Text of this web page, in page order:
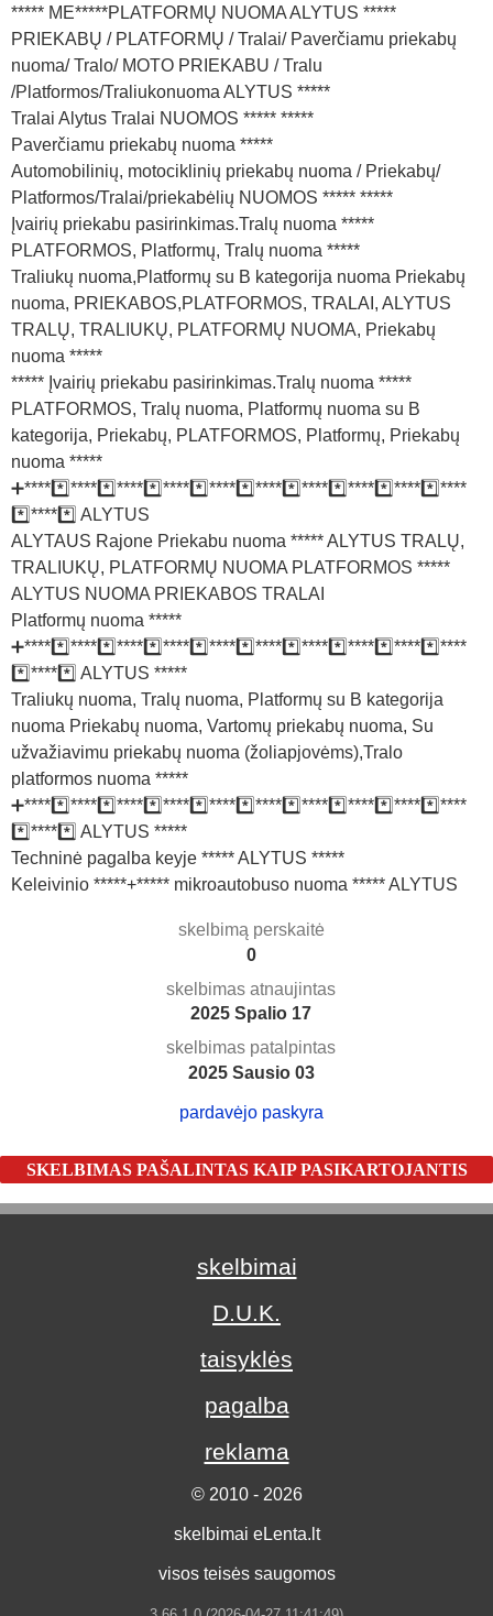
***** ME*****PLATFORMŲ NUOMA ALYTUS *****
PRIEKABŲ / PLATFORMŲ / Tralai/ Paverčiamu priekabų
nuoma/ Tralo/ MOTO PRIEKABU / Tralu
/Platformos/Traliukonuoma ALYTUS *****
Tralai Alytus Tralai NUOMOS ***** *****
Paverčiamu priekabų nuoma *****
Automobilinių, motociklinių priekabų nuoma / Priekabų/
Platformos/Tralai/priekabėlių NUOMOS ***** *****
Įvairių priekabu pasirinkimas.Tralų nuoma *****
PLATFORMOS, Platformų, Tralų nuoma *****
Traliukų nuoma,Platformų su B kategorija nuoma Priekabų
nuoma, PRIEKABOS,PLATFORMOS, TRALAI, ALYTUS
TRALŲ, TRALIUKŲ, PLATFORMŲ NUOMA, Priekabų
nuoma *****
***** Įvairių priekabu pasirinkimas.Tralų nuoma *****
PLATFORMOS, Tralų nuoma, Platformų nuoma su B
kategorija, Priekabų, PLATFORMOS, Platformų, Priekabų
nuoma *****
➕*****️⃣*****️⃣*****️⃣*****️⃣*****️⃣*****️⃣*****️⃣*****️⃣*****️⃣****
*️⃣*****️⃣ ALYTUS
ALYTAUS Rajone Priekabu nuoma ***** ALYTUS TRALŲ,
TRALIUKŲ, PLATFORMŲ NUOMA PLATFORMOS *****
ALYTUS NUOMA PRIEKABOS TRALAI
Platformų nuoma *****
➕*****️⃣*****️⃣*****️⃣*****️⃣*****️⃣*****️⃣*****️⃣*****️⃣*****️⃣****
*️⃣*****️⃣ ALYTUS *****
Traliukų nuoma, Tralų nuoma, Platformų su B kategorija
nuoma Priekabų nuoma, Vartomų priekabų nuoma, Su
užvažiavimu priekabų nuoma (žoliapjovėms),Tralo
platformos nuoma *****
➕*****️⃣*****️⃣*****️⃣*****️⃣*****️⃣*****️⃣*****️⃣*****️⃣*****️⃣****
*️⃣*****️⃣ ALYTUS *****
Techninė pagalba keyje ***** ALYTUS *****
Keleivinio *****+***** mikroautobuso nuoma ***** ALYTUS
skelbimą perskaitė
0
skelbimas atnaujintas
2025 Spalio 17
skelbimas patalpintas
2025 Sausio 03
pardavėjo paskyra
SKELBIMAS PAŠALINTAS KAIP PASIKARTOJANTIS
skelbimai
D.U.K.
taisyklės
pagalba
reklama
© 2010 - 2026
skelbimai eLenta.lt
visos teisės saugomos